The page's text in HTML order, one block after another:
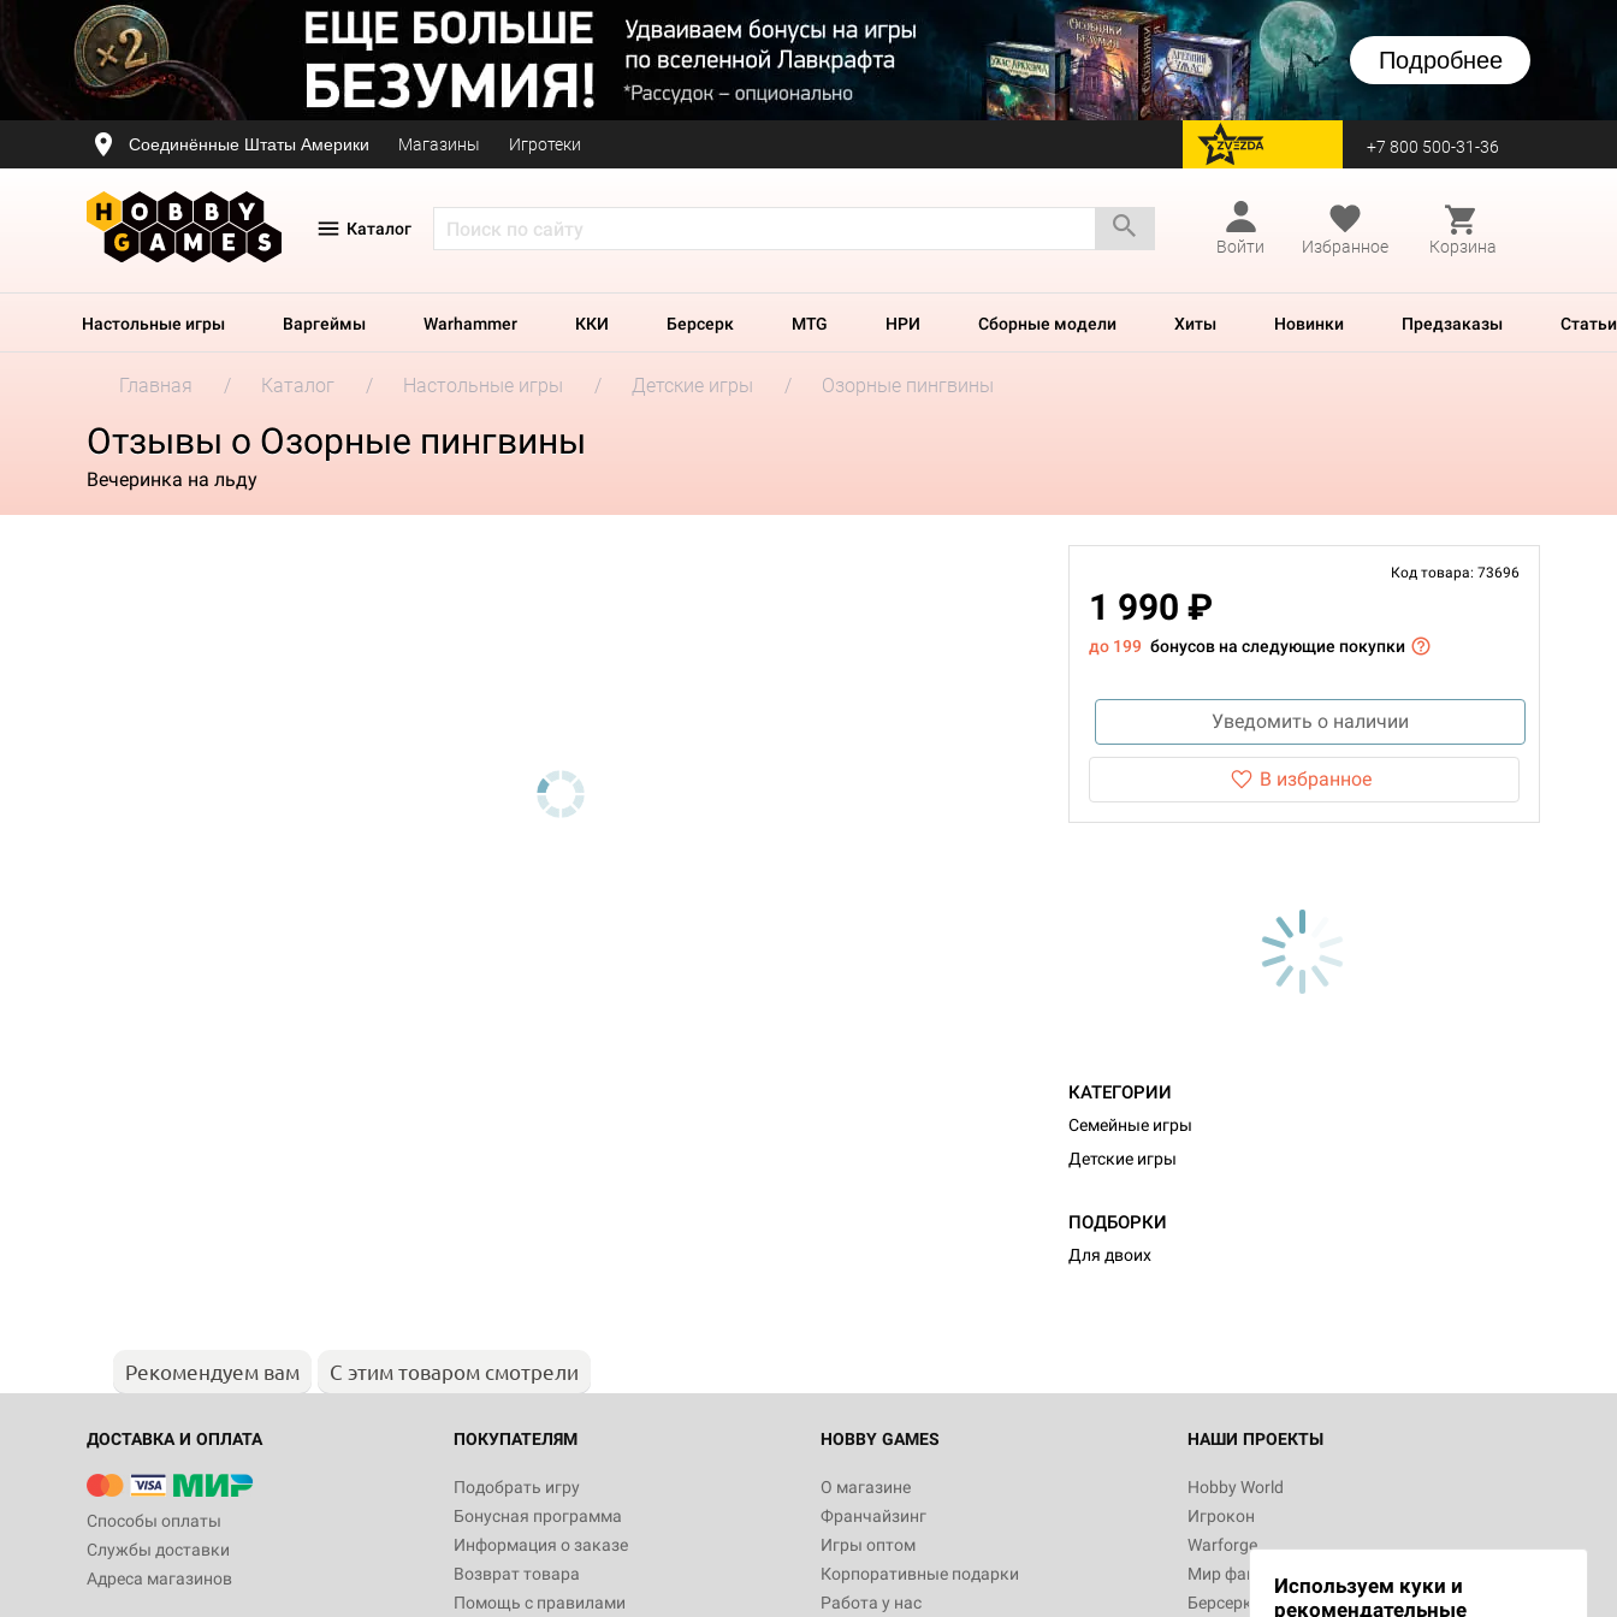
Подробнее
Соединённые Штаты Америки Магазины Игротеки перейти на Zvezda +7 800 500-31-36
Каталог
Войти
Избранное Корзина
Настольные игры Варгеймы Warhammer ККИ Берсерк MTG НРИ Сборные модели Хиты Новинки Предзаказы Статьи
Главная Каталог Настольные игры Детские игры Озорные пингвины
Отзывы о Озорные пингвины
Вечеринка на льду
Код товара: 73696
1 990 ₽
до 199 бонусов на следующие покупки
Уведомить о наличии
В избранное
КАТЕГОРИИ
Семейные игры
Детские игры
ПОДБОРКИ
Для двоих
Рекомендуем вам С этим товаром смотрели
ДОСТАВКА И ОПЛАТА
Способы оплаты
Службы доставки
Адреса магазинов
ПОКУПАТЕЛЯМ
Подобрать игру
Бонусная программа
Информация о заказе
Возврат товара
Помощь с правилами
HOBBY GAMES
О магазине
Франчайзинг
Игры оптом
Корпоративные подарки
Работа у нас
НАШИ ПРОЕКТЫ
Hobby World
Игрокон
Warforge
Мир фантастики
Берсерк
Используем куки и
рекомендательные